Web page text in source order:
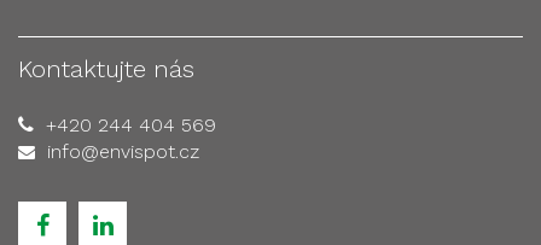
Kontaktujte nás
+420 244 404 569
info@envispot.cz